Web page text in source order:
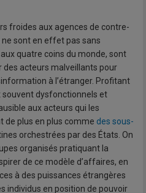
froides aux agences de contre-
sont en effet pas sans
aux quatre coins du monde, sont
des acteurs malveillants pour
à l’étranger. Profitant
souvent dysfonctionnels et
aux acteurs qui les
de plus en plus comme des sous-
orchestrées par des États. On
organisés pratiquant la
de ce modèle d’affaires, en
à des puissances étrangères
individus en position de pouvoir